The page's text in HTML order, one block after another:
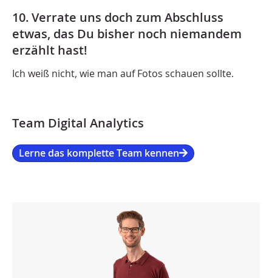
10. Verrate uns doch zum Abschluss
etwas, das Du bisher noch niemandem
erzählt hast!
Ich weiß nicht, wie man auf Fotos schauen sollte.
Team Digital Analytics
Lerne das komplette Team kennen